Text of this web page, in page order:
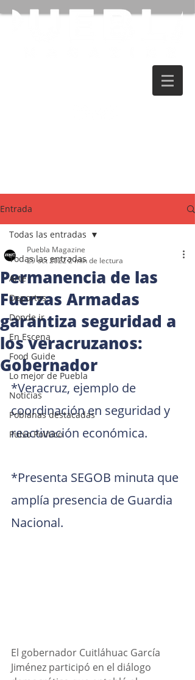
Entrada
Todas las entradas
Arte
Deportes
Donde ir
En Escena
Food Guide
Lo mejor de Puebla
Noticias
Poblanas destacadas
Pulso Político
Todas las entradas
Permanencia de las
Fuerzas Armadas
garantiza seguridad a
los veracruzanos:
Gobernador
Puebla Magazine
29 oct 20222 min de lectura
*Veracruz, ejemplo de
coordinación en seguridad y
reactivación económica.
*Presenta SEGOB minuta que
amplía presencia de Guardia
Nacional.
El gobernador Cuitláhuac García
Jiménez participó en el diálogo